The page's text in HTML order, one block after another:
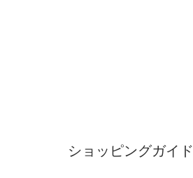
ショッピングガイド